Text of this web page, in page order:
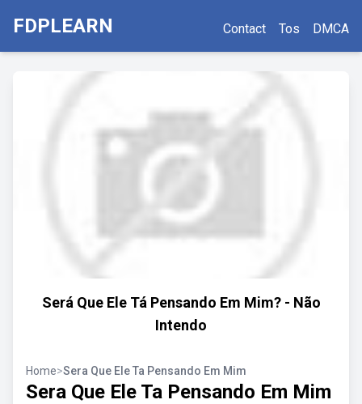
FDPLEARN Contact Tos DMCA
Será Que Ele Tá Pensando Em Mim? - Não
Intendo
Home>Sera Que Ele Ta Pensando Em Mim
Sera Que Ele Ta Pensando Em Mim